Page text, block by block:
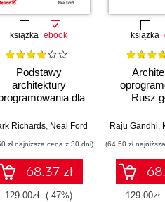
książka ebook
Podstawy
architektury
dla
II
Richards, Neal Ford
zł najniższa cena z 30 dni)
68.37 zł
129.00zł (-47%)
książka
Rusz
Raju Gandhi,
(64,50 zł
129.00zł